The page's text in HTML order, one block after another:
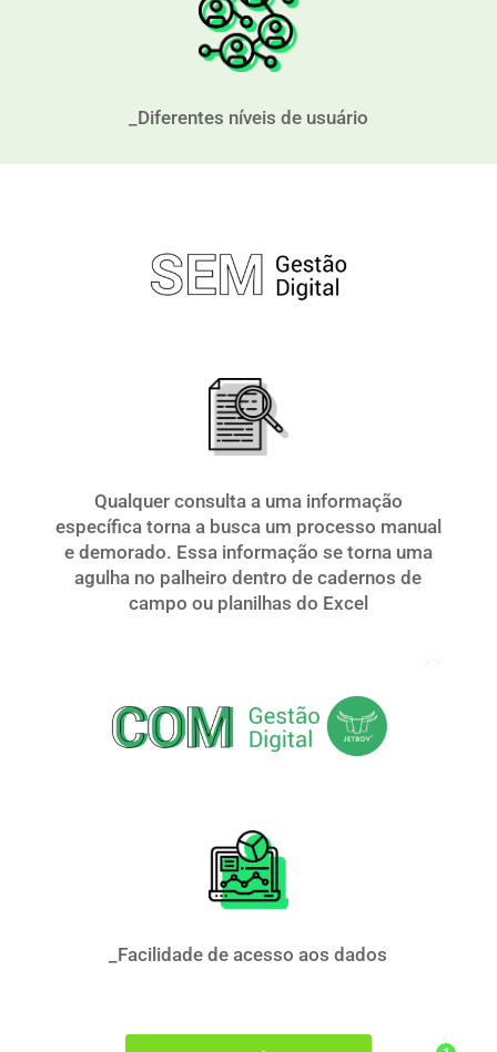
_Diferentes níveis de usuário
Qualquer consulta a uma informação
específica torna a busca um processo manual
e demorado. Essa informação se torna uma
agulha no palheiro dentro de cadernos de
campo ou planilhas do Excel
_Facilidade de acesso aos dados